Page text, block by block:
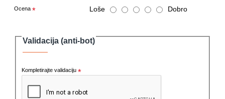
Ocena Loše Dobro
Validacija (anti-bot)
Kompletirajte validaciju